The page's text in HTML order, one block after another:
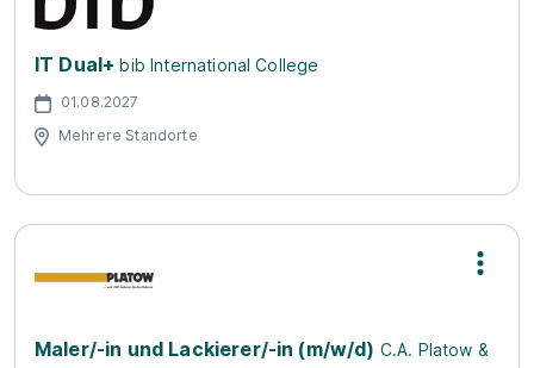
IT Dual+ bib International College
01.08.2027
Mehrere Standorte
Maler/-in und Lackierer/-in (m/w/d) C.A. Platow &